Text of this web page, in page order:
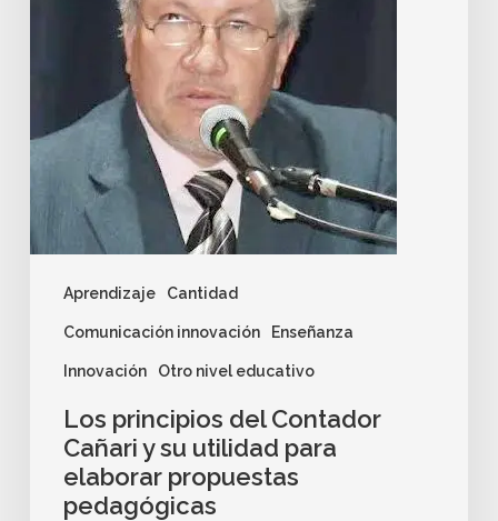
Aprendizaje Cantidad
Comunicación innovación Enseñanza
Innovación Otro nivel educativo
Los principios del Contador
Cañari y su utilidad para
elaborar propuestas
pedagógicas